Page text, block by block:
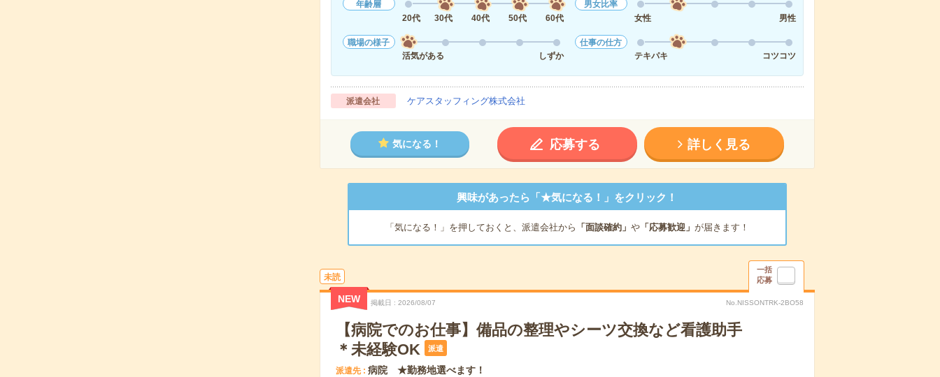
年齢層
20代
30代 40代 50代 60代
男女比率
女性
男性
職場の様子
活気がある
しずか
仕事の仕方
テキパキ
コツコツ
派遣会社 ケアスタッフィング株式会社
気になる！ 応募する 詳しく見る
興味があったら「★気になる！」をクリック！
「気になる！」を押しておくと、派遣会社から 「面談確約」 や「応募歓迎」 が届きます！
未読
一括
応募
NEW 掲載日 2026/08/07 No.NISSONTRK-2BO58
【病院でのお仕事】備品の整理やシーツ交換など看護助手
＊未経験OK
派遣
派遣先 病院 ★勤務地選べます！